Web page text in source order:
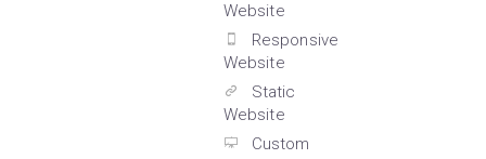
Website
Responsive
Website
Static
Website
Custom